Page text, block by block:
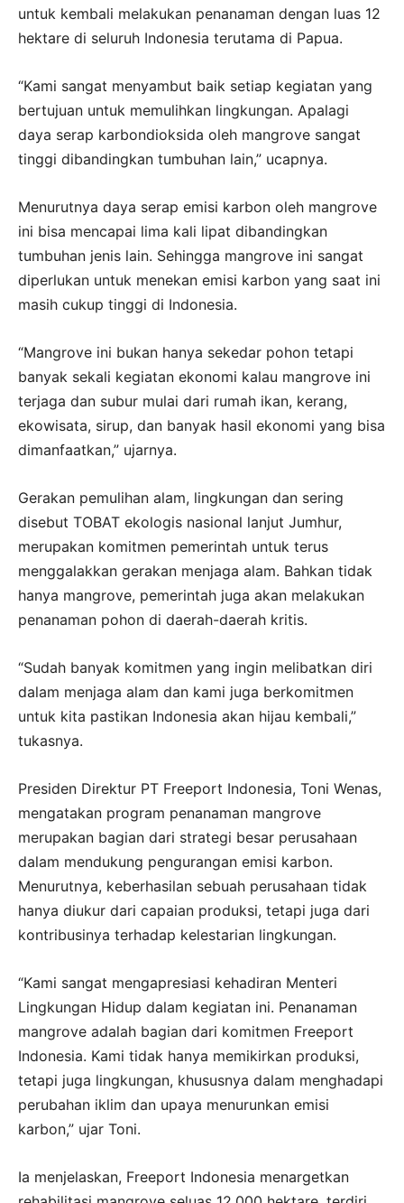
untuk kembali melakukan penanaman dengan luas 12
hektare di seluruh Indonesia terutama di Papua.
“Kami sangat menyambut baik setiap kegiatan yang
bertujuan untuk memulihkan lingkungan. Apalagi
daya serap karbondioksida oleh mangrove sangat
tinggi dibandingkan tumbuhan lain,” ucapnya.
Menurutnya daya serap emisi karbon oleh mangrove
ini bisa mencapai lima kali lipat dibandingkan
tumbuhan jenis lain. Sehingga mangrove ini sangat
diperlukan untuk menekan emisi karbon yang saat ini
masih cukup tinggi di Indonesia.
“Mangrove ini bukan hanya sekedar pohon tetapi
banyak sekali kegiatan ekonomi kalau mangrove ini
terjaga dan subur mulai dari rumah ikan, kerang,
ekowisata, sirup, dan banyak hasil ekonomi yang bisa
dimanfaatkan,” ujarnya.
Gerakan pemulihan alam, lingkungan dan sering
disebut TOBAT ekologis nasional lanjut Jumhur,
merupakan komitmen pemerintah untuk terus
menggalakkan gerakan menjaga alam. Bahkan tidak
hanya mangrove, pemerintah juga akan melakukan
penanaman pohon di daerah-daerah kritis.
“Sudah banyak komitmen yang ingin melibatkan diri
dalam menjaga alam dan kami juga berkomitmen
untuk kita pastikan Indonesia akan hijau kembali,”
tukasnya.
Presiden Direktur PT Freeport Indonesia, Toni Wenas,
mengatakan program penanaman mangrove
merupakan bagian dari strategi besar perusahaan
dalam mendukung pengurangan emisi karbon.
Menurutnya, keberhasilan sebuah perusahaan tidak
hanya diukur dari capaian produksi, tetapi juga dari
kontribusinya terhadap kelestarian lingkungan.
“Kami sangat mengapresiasi kehadiran Menteri
Lingkungan Hidup dalam kegiatan ini. Penanaman
mangrove adalah bagian dari komitmen Freeport
Indonesia. Kami tidak hanya memikirkan produksi,
tetapi juga lingkungan, khususnya dalam menghadapi
perubahan iklim dan upaya menurunkan emisi
karbon,” ujar Toni.
Ia menjelaskan, Freeport Indonesia menargetkan